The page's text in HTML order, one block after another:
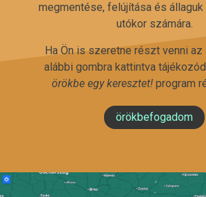
megmentése, felújítása és állaguk
utókor számára.
Ha Ön is szeretne részt venni az
alábbi gombra kattintva
örökbe egy keresztet!program
örökbefogadom